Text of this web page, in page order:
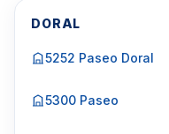
DORAL
5252 Paseo Doral
5300 Paseo